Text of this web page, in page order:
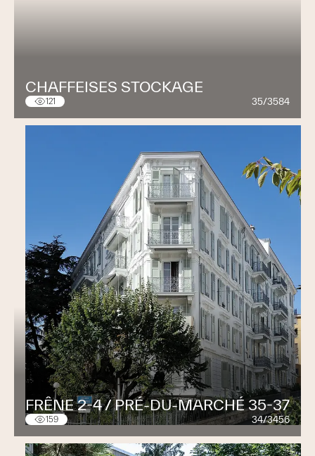
CHAFFEISES STOCKAGE
121 35/3584
FRÊNE 2-4 / PRÉ-DU-MARCHÉ 35-37
159 34/3456